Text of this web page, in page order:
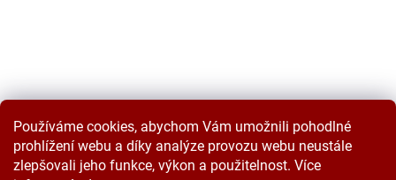
Používáme cookies, abychom Vám umožnili pohodlné
prohlížení webu a díky analýze provozu webu neustále
zlepšovali jeho funkce, výkon a použitelnost. Více